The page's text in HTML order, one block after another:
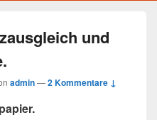
und
admin—2 Kommentare ↓